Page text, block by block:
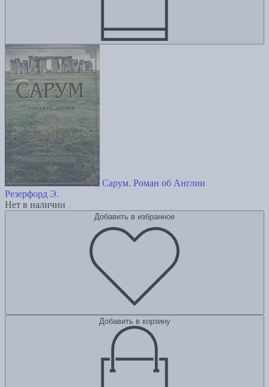
Сарум. Роман об Англии
Резерфорд Э.
Нет в наличии
Добавить в избранное
Добавить в корзину